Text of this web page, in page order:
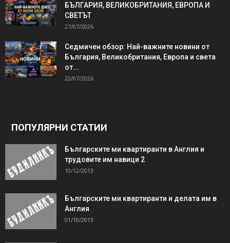
БЪЛГАРИЯ, ВЕЛИКОБРИТАНИЯ, ЕВРОПА И
СВЕТЪТ
27/07/2026
Седмичен обзор: Най-важните новини от
България, Великобритания, Европа и света
от...
22/07/2026
ПОПУЛЯРНИ СТАТИИ
Българските ми квартиранти в Англия и
трудовите им навици 2
10/12/2013
Българските ми квартиранти и делата им в
Англия
01/10/2013